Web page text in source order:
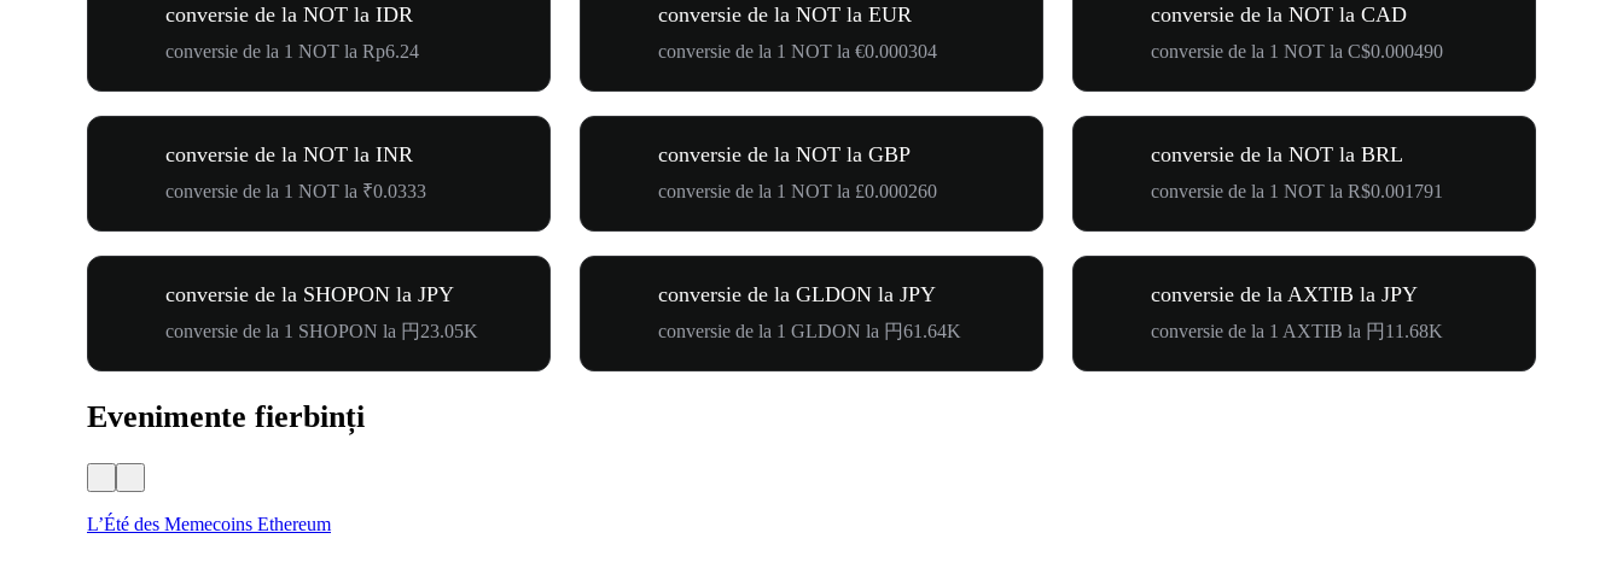
conversie de la NOT la IDR
conversie de la 1 NOT la Rp6.24
conversie de la NOT la EUR
conversie de la 1 NOT la €0.000304
conversie de la NOT la CAD
conversie de la 1 NOT la C$0.000490
conversie de la NOT la INR
conversie de la 1 NOT la ₹0.0333
conversie de la NOT la GBP
conversie de la 1 NOT la £0.000260
conversie de la NOT la BRL
conversie de la 1 NOT la R$0.001791
conversie de la SHOPON la JPY
conversie de la 1 SHOPON la 円23.05K
conversie de la GLDON la JPY
conversie de la 1 GLDON la 円61.64K
conversie de la AXTIB la JPY
conversie de la 1 AXTIB la 円11.68K
Evenimente fierbinți
L’Été des Memecoins Ethereum